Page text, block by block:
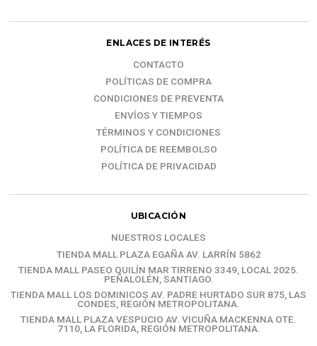
ENLACES DE INTERÉS
CONTACTO
POLÍTICAS DE COMPRA
CONDICIONES DE PREVENTA
ENVÍOS Y TIEMPOS
TÉRMINOS Y CONDICIONES
POLÍTICA DE REEMBOLSO
POLÍTICA DE PRIVACIDAD
UBICACIÓN
NUESTROS LOCALES
TIENDA MALL PLAZA EGAÑA AV. LARRÍN 5862
TIENDA MALL PASEO QUILÍN MAR TIRRENO 3349, LOCAL 2025.
PEÑALOLÉN, SANTIAGO.
TIENDA MALL LOS DOMINICOS AV. PADRE HURTADO SUR 875, LAS
CONDES, REGIÓN METROPOLITANA.
TIENDA MALL PLAZA VESPUCIO AV. VICUÑA MACKENNA OTE.
7110, LA FLORIDA, REGIÓN METROPOLITANA.